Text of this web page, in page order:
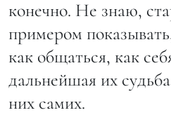
конечно. Не знаю,
примером
как общаться, как
дальнейшая их
них самих.